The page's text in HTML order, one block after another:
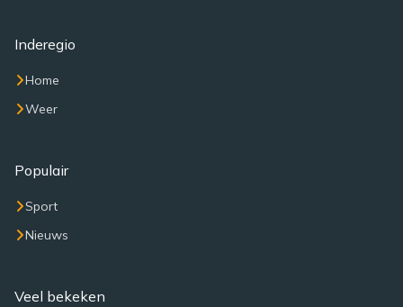
Inderegio
Home
Weer
Populair
Sport
Nieuws
Veel bekeken